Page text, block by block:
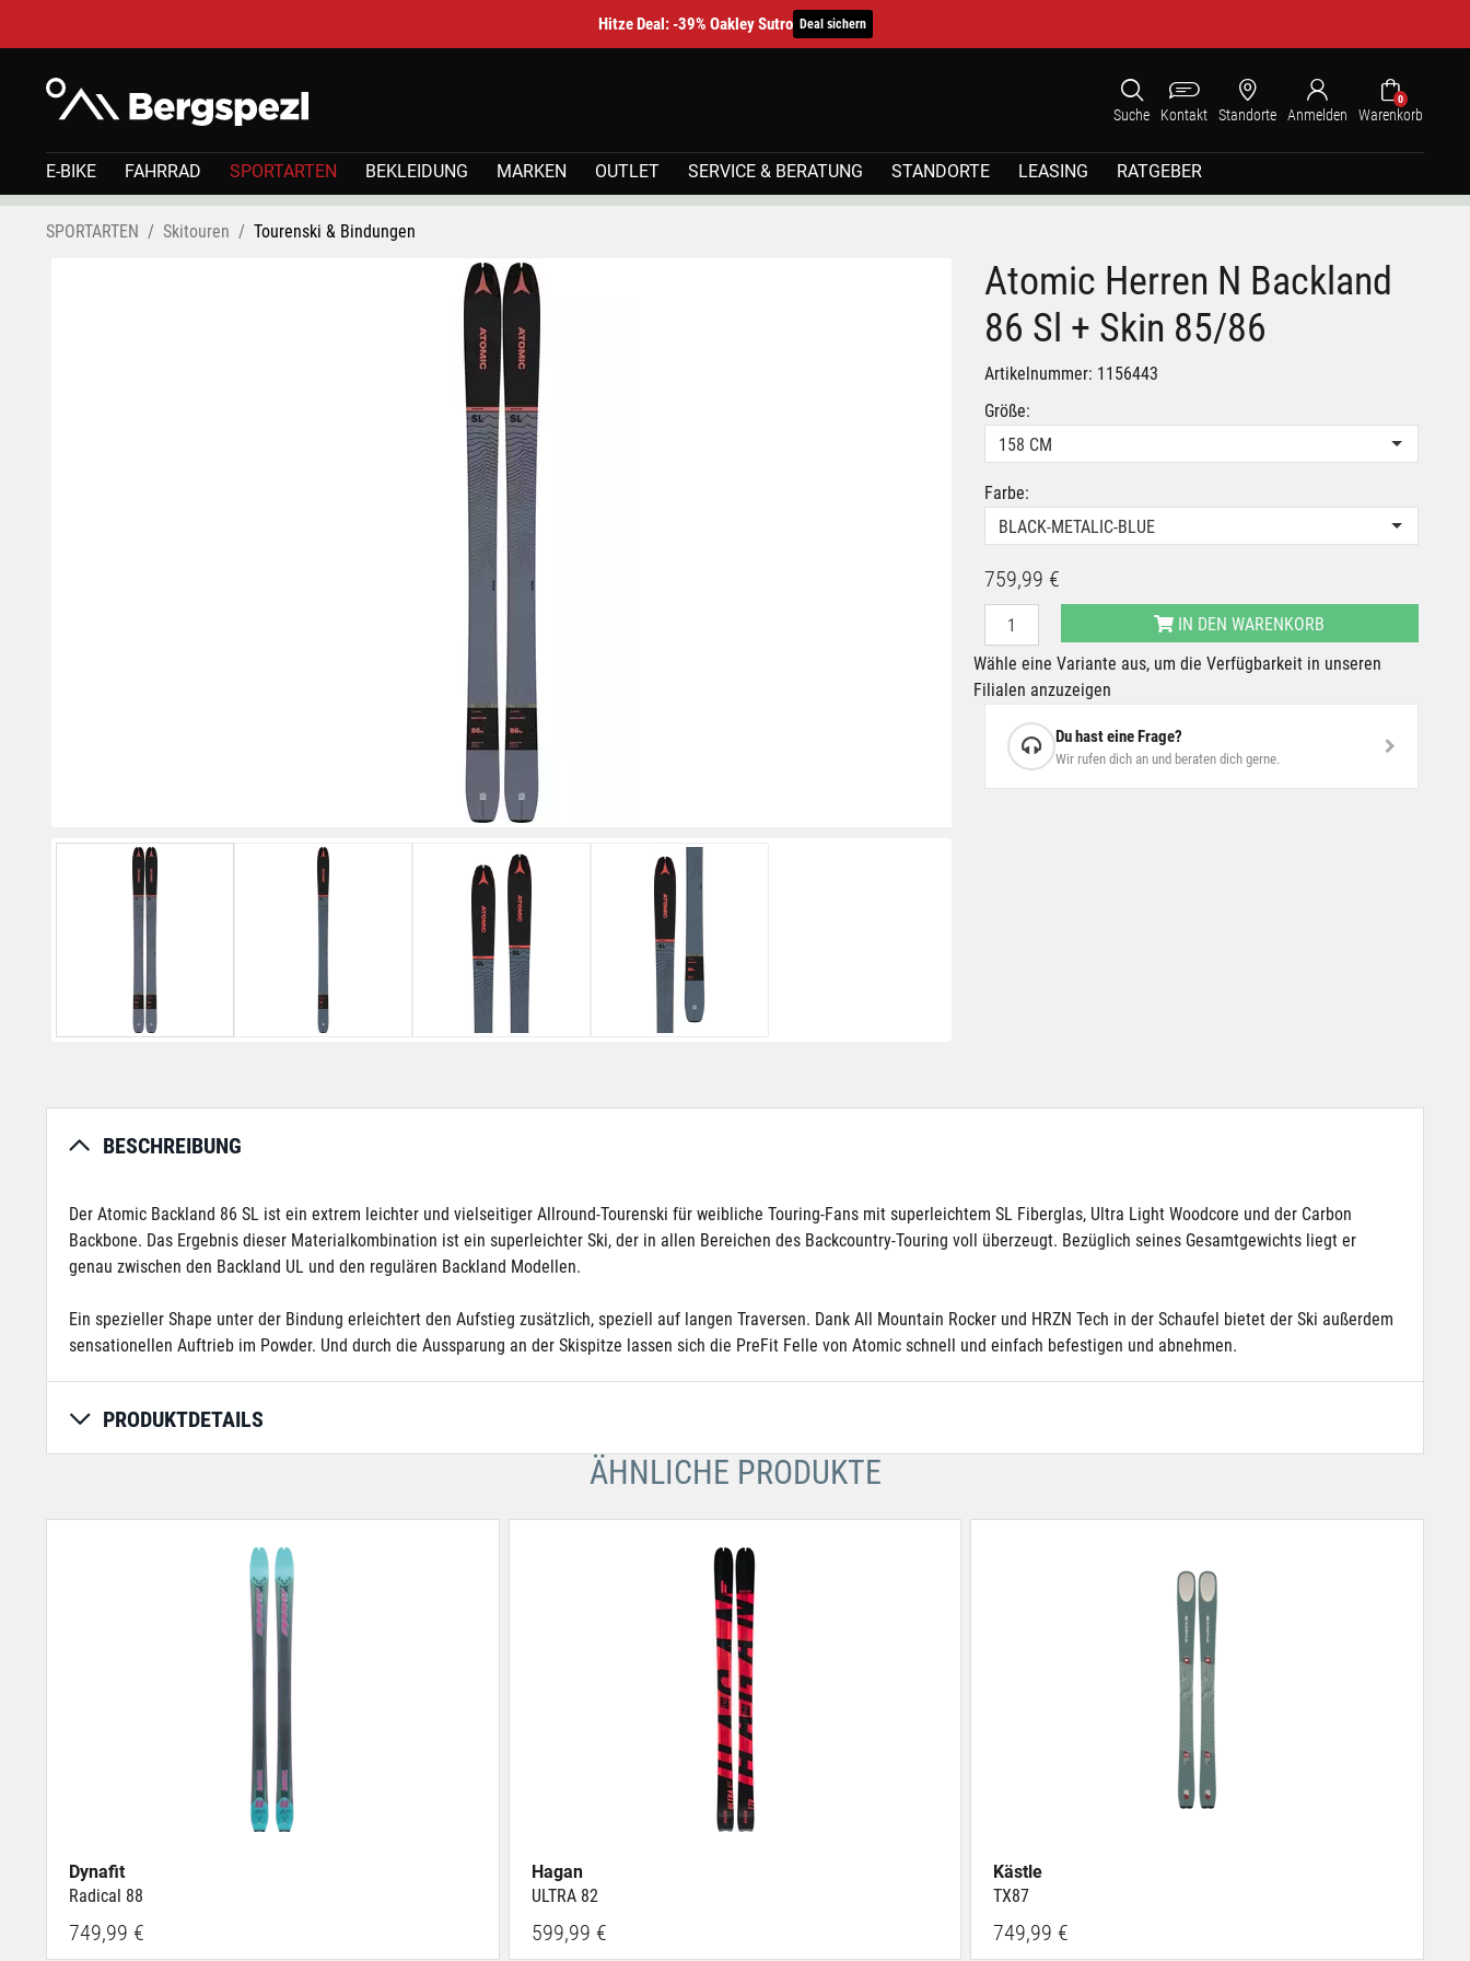
Hitze Deal: -39% Oakley Sutro Deal sichern
Suche Kontakt Standorte Anmelden
0
Warenkorb
E-BIKE FAHRRAD SPORTARTEN BEKLEIDUNG MARKEN OUTLET SERVICE & BERATUNG STANDORTE LEASING RATGEBER
SPORTARTEN Skitouren Tourenski & Bindungen
Atomic Herren N Backland
86 Sl + Skin 85/86
Artikelnummer: 1156443
Größe:
158 CM
Farbe:
BLACK-METALIC-BLUE
759,99 €
IN DEN WARENKORB
Wähle eine Variante aus, um die Verfügbarkeit in unseren
Filialen anzuzeigen
Du hast eine Frage?
Wir rufen dich an und beraten dich gerne.
BESCHREIBUNG
Der Atomic Backland 86 SL ist ein extrem leichter und vielseitiger Allround-Tourenski für weibliche Touring-Fans mit superleichtem SL Fiberglas, Ultra Light Woodcore und der Carbon
Backbone. Das Ergebnis dieser Materialkombination ist ein superleichter Ski, der in allen Bereichen des Backcountry-Touring voll überzeugt. Bezüglich seines Gesamtgewichts liegt er
genau zwischen den Backland UL und den regulären Backland Modellen.
Ein spezieller Shape unter der Bindung erleichtert den Aufstieg zusätzlich, speziell auf langen Traversen. Dank All Mountain Rocker und HRZN Tech in der Schaufel bietet der Ski außerdem
sensationellen Auftrieb im Powder. Und durch die Aussparung an der Skispitze lassen sich die PreFit Felle von Atomic schnell und einfach befestigen und abnehmen.
PRODUKTDETAILS
ÄHNLICHE PRODUKTE
Dynafit
Radical 88
749,99 €
Hagan
ULTRA 82
599,99 €
Kästle
TX87
749,99 €